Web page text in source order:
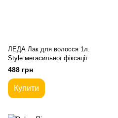
ЛЕДА Лак для волосся 1л.
Style мегасильної фіксації
488 грн
Купити